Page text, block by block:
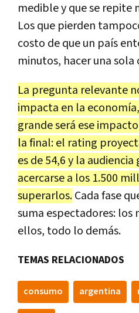
medible y que se repite
Los que pierden
costo de que un país
minutos, hacer una sola
La pregunta relevante
impacta en la
grande será ese
la final: el rating
es de 54,6 y la
acercarse a los 1.500
superarlos.Cada fase
suma espectadores: los
ellos, todo lo demás.
TEMAS RELACIONADOS
consumo argentina